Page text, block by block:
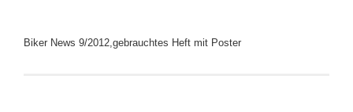
Biker News 9/2012,gebrauchtes Heft mit Poster